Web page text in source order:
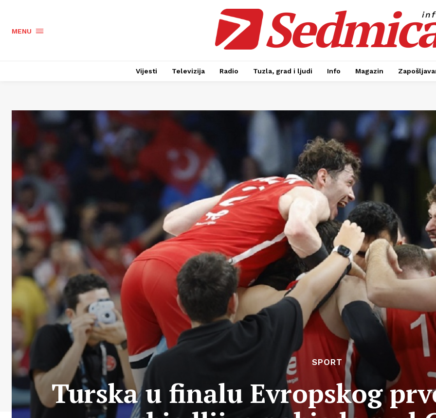
MENU
Vijesti Televizija Radio Tuzla, grad i ljudi Info Magazin
SPORT
Turska u finalu Evropskog